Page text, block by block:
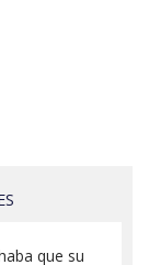
que su